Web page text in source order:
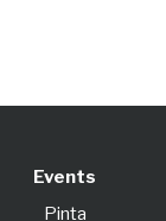
Events
Pinta